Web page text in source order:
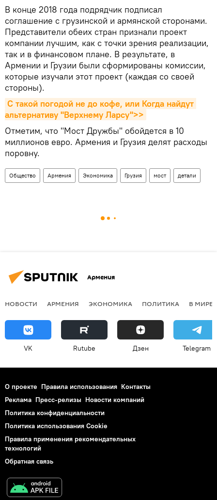
В конце 2018 года подрядчик подписал
соглашение с грузинской и армянской сторонами.
Представители обеих стран признали проект
компании лучшим, как с точки зрения реализации,
так и в финансовом плане. В результате, в
Армении и Грузии были сформированы комиссии,
которые изучали этот проект (каждая со своей
стороны).
С такой погодой не до кофе, или Когда найдут
альтернативу "Верхнему Ларсу">>
Отметим, что "Мост Дружбы" обойдется в 10
миллионов евро. Армения и Грузия делят расходы
поровну.
Общество Армения Экономика Грузия мост детали
Армения
НОВОСТИ АРМЕНИЯ ЭКОНОМИКА ПОЛИТИКА В МИРЕ
VK Rutube Дзен Telegram
О проекте Правила использования Контакты
Реклама Пресс-релизы Новости компаний
Политика конфиденциальности
Политика использования Cookie
Правила применения рекомендательных
технологий
Обратная связь